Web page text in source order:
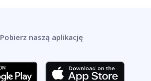
Pobierz naszą aplikację